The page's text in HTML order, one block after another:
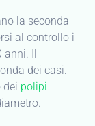
la seconda
al controllo i
Il
dei casi.
dei polipi